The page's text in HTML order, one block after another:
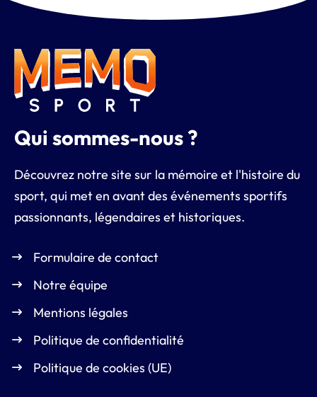
Qui sommes-nous ?
Découvrez notre site sur la mémoire et l'histoire du
sport, qui met en avant des événements sportifs
passionnants, légendaires et historiques.
Formulaire de contact
Notre équipe
Mentions légales
Politique de confidentialité
Politique de cookies (UE)